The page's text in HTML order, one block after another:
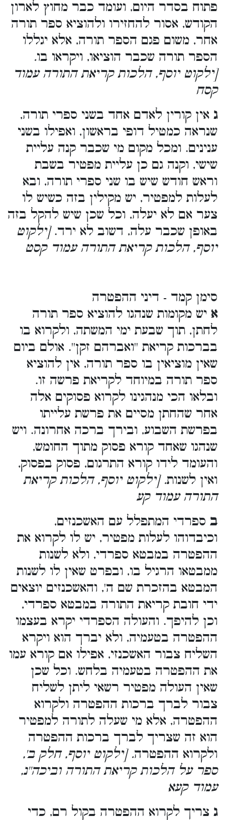
פתוח בסדר היום, ועומד כבר מחוץ לארון
הקודש, אסור להחזירו ולהוציא ספר תורה
אחר, משום פגם הספר תורה, אלא יגללו
הספר תורה שכבר הוציאו, ויקראו בו.
[ילקוט יוסף, הלכות קריאת התורה עמוד
קסח
ג אין קורין לאדם אחד בשני ספרי תורה,
שנראה כמטיל דופי בראשון, ואפילו בשני
ענינים. ומכל מקום מי שכבר קנה עליית
שישי, וקנה גם כן עליית מפטיר בשבת
וראש חודש שיש בו שני ספרי תורה, ובא
לעלות למפטיר, יש מקילין בזה כשיש לו
צער אם לא יעלה, וכל שכן שיש להקל בזה
באופן שכבר עלה, דשוב לא ירד.[ילקוט
יוסף, הלכות קריאת התורה עמוד קסט
סימן קמד - דיני ההפטרה
א יש מקומות שנהגו להוציא ספר תורה
לחתן, תוך שבעת ימי המשתה, ולקרוא בו
בברכות קריאת ''ואברהם זקן''. אולם ביום
שאין מוציאין בו ספר תורה, אין להוציא
ספר תורה במיוחד לקריאת פרשה זו.
ובלאו הכי מנהגינו לקרוא פסוקים אלה
אחר שהחתן מסיים את פרשת עלייתו
בפרשת השבוע, ובירך ברכה אחרונה. ויש
שנהגו שאחד קורא פסוק מתוך החומש,
והעומד לידו קורא התרגום, פסוק בפסוק,
ואין לשנות. [ילקוט יוסף, הלכות קריאת
התורה עמוד קע
ב ספרדי המתפלל עם האשכנזים,
וכיבדוהו לעלות מפטיר, יש לו לקרוא את
ההפטרה במבטא ספרדי, ולא לשנות
ממבטאו הרגיל בו, ובפרט שאין לו לשנות
המבטא בהזכרת שם ה', והאשכנזים יוצאים
ידי חובת קריאת התורה במבטא ספרדי,
וכן להיפך. והעולה הספרדי יקרא בעצמו
ההפטרה בטעמיה, ולא יברך הוא ויקרא
השליח צבור האשכנזי, אפילו אם קורא עמו
את ההפטרה בטעמיה בלחש. וכל שכן
שאין העולה מפטיר רשאי ליתן לשליח
צבור לברך ברכות ההפטרה ולקרוא
ההפטרה, אלא מי שעלה לתורה למפטיר
הוא זה שצריך לברך ברכות ההפטרה
ולקרוא ההפטרה. [ילקוט יוסף, חלק ב',
ספר על הלכות קריאת התורה וביכה''נ,
עמוד קעא
ג צריך לקרוא ההפטרה בקול רם, כדי